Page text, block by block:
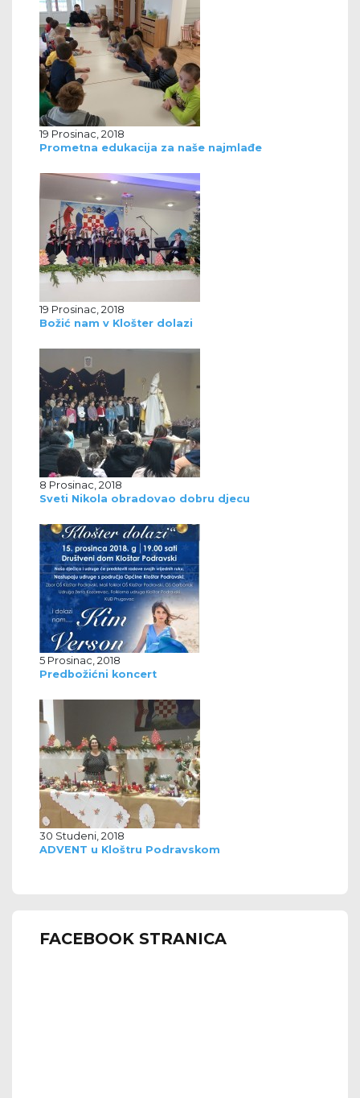
19 Prosinac, 2018
Prometna edukacija za naše najmlađe
19 Prosinac, 2018
Božić nam v Klošter dolazi
8 Prosinac, 2018
Sveti Nikola obradovao dobru djecu
5 Prosinac, 2018
Predbožićni koncert
30 Studeni, 2018
ADVENT u Kloštru Podravskom
FACEBOOK STRANICA